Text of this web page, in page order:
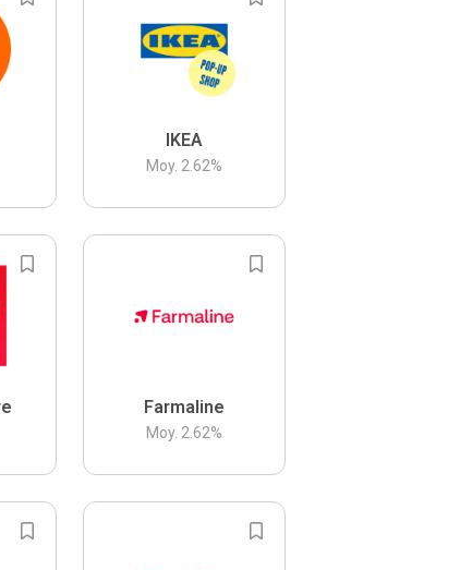
IKEA
Moy. 2.62%
Farmaline
Moy. 2.62%